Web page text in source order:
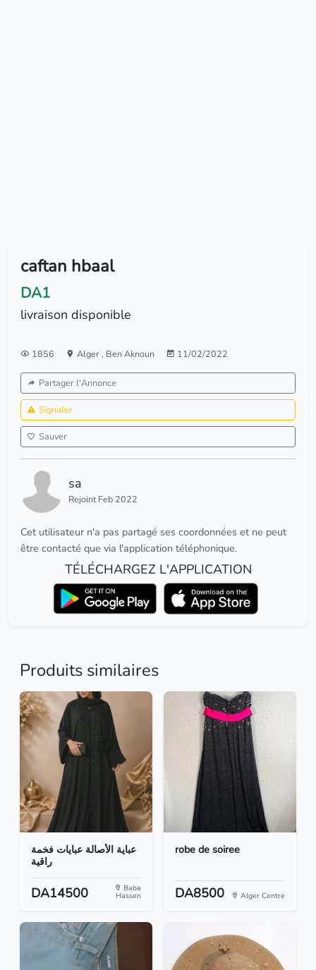
caftan hbaal
DA1
livraison disponible
1856 Alger, Ben Aknoun 11/02/2022
Partager l'Annonce
Signaler
Sauver
sa
Rejoint Feb 2022
Cet utilisateur n'a pas partagé ses coordonnées et ne peut
être contacté que via l'application téléphonique.
TÉLÉCHARGEZ L'APPLICATION
Produits similaires
عباية الأصالة عبايات فخمة
راقية
DA14500 Baba
Hassen
robe de soiree
DA8500 Alger Centre